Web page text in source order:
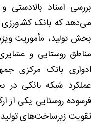
بررسی اسناد
می‌دهد که بانک
بخش تولید، مأموریت
مناطق روستایی و
ادواری بانک مرکزی
عملکرد شبکه بانکی
فرسوده روستایی یکی از
تقویت زیرساخت‌های